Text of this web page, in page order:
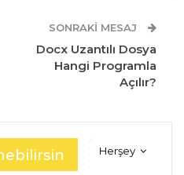
SONRAKI MESAJ
Docx Uzantılı Dosya
Hangi Programla
Açılır?
Herşey